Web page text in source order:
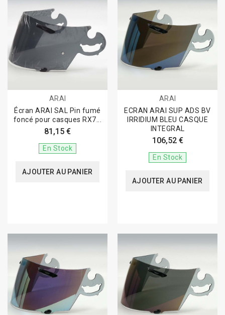
ARAI
Écran ARAI SAL Pin fumé
foncé pour casques RX7...
81,15 €
En Stock
AJOUTER AU PANIER
ARAI
ECRAN ARAI SUP ADS BV
IRRIDIUM BLEU CASQUE
INTEGRAL
106,52 €
En Stock
AJOUTER AU PANIER